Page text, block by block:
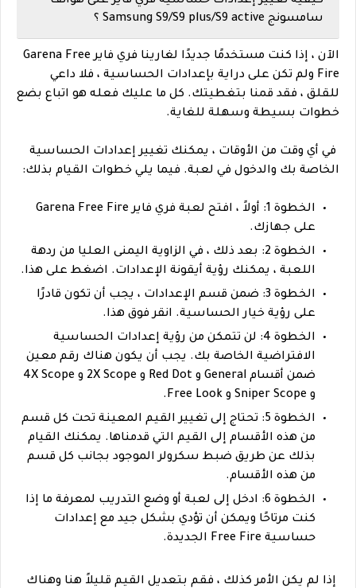
سامسونج Samsung S9/S9 plus/S9 active ؟
الآن ، إذا كنت مستخدمًا جديدًا لغارينا فري فاير Garena Free
Fire ولم تكن على دراية بإعدادات الحساسية ، فلا داعي
للقلق ، فقد قمنا بتغطيتك. كل ما عليك فعله هو اتباع بضع
خطوات بسيطة وسهلة للغاية.
في أي وقت من الأوقات ، يمكنك تغيير إعدادات الحساسية
الخاصة بك والدخول في لعبة. فيما يلي خطوات القيام بذلك:
على جهازك.
الخطوة 2: بعد ذلك ، في الزاوية اليمنى العليا من ردهة
اللعبة ، يمكنك رؤية أيقونة الإعدادات. اضغط على هذا.
الخطوة 3: ضمن قسم الإعدادات ، يجب أن تكون قادرًا
على رؤية خيار الحساسية. انقر فوق هذا.
الخطوة 4: لن تتمكن من رؤية إعدادات الحساسية
الافتراضية الخاصة بك. يجب أن يكون هناك رقم معين
ضمن أقسام General و Red Dot و 2X Scope و 4X Scope
و Sniper Scope و Free Look.
الخطوة 5: تحتاج إلى تغيير القيم المعينة تحت كل قسم
من هذه الأقسام إلى القيم التي قدمناها. يمكنك القيام
بذلك عن طريق ضبط سكرولر الموجود بجانب كل قسم
من هذه الأقسام.
الخطوة 6: ادخل إلى لعبة أو وضع التدريب لمعرفة ما إذا
كنت مرتاحًا ويمكن أن تؤدي بشكل جيد مع إعدادات
حساسية Free Fire الجديدة.
إذا لم يكن الأمر كذلك ، فقم بتعديل القيم قليلاً هنا وهناك